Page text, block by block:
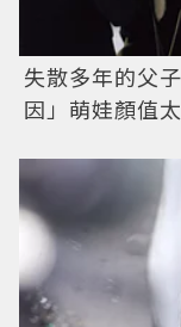
失散多年的父
因」萌娃顏值